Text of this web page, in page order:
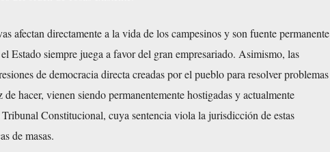
afectan directamente a la vida de los campesinos y son fuente permanente
Estado siempre juega a favor del gran empresariado. Asimismo, las
de democracia directa creadas por el pueblo para resolver problemas
de hacer, vienen siendo permanentemente hostigadas y actualmente
Constitucional, cuya sentencia viola la jurisdicción de estas
de masas.